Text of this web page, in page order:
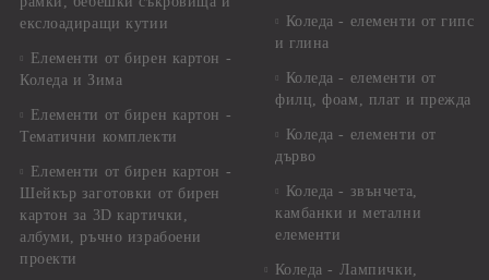
екслоадиращи кутии
Елементи от бирен картон -
Коледа и Зима
Елементи от бирен картон -
Тематични комплекти
Елементи от бирен картон -
Шейкър заготовки от бирен
картон за 3D картички,
албуми, ръчно израбоени
проекти
Коледа - елементи от гипс
и глина
Коледа - елементи от
филц, фоам, плат и прежда
Коледа - елементи от
дърво
Коледа - звънчета,
камбанки и метални
елементи
Коледа - Лампички,